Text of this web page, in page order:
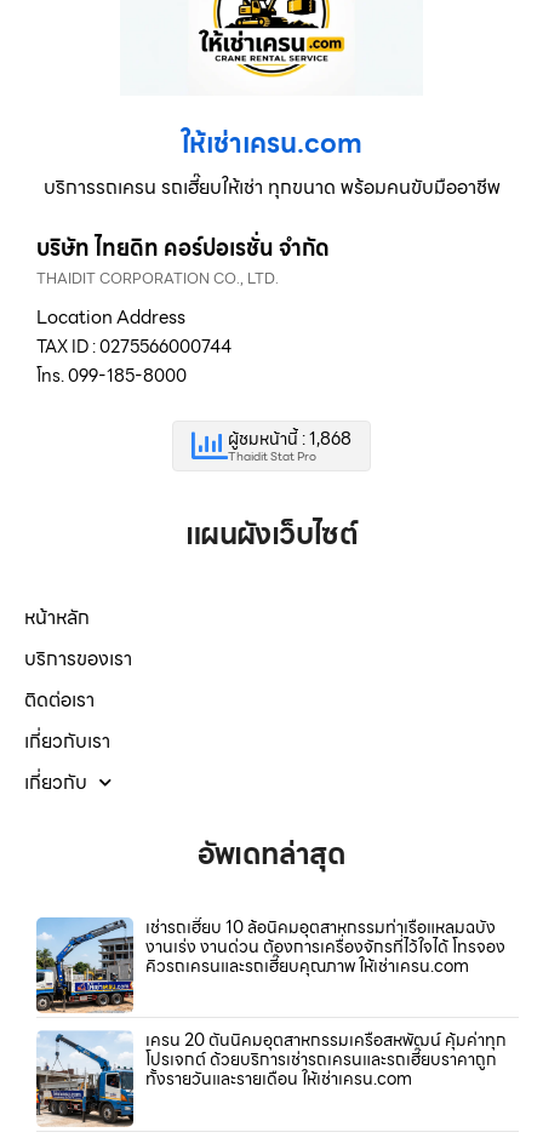
ให้เช่าเครน.com
บริการรถเครน รถเฮี๊ยบให้เช่า ทุกขนาด พร้อมคนขับมืออาชีพ
บริษัท ไทยดิท คอร์ปอเรชั่น จำกัด
THAIDIT CORPORATION CO., LTD.
Location Address
TAX ID : 0275566000744
โทร. 099-185-8000
ผู้ชมหน้านี้ : 1,868
Thaidit Stat Pro
แผนผังเว็บไซต์
หน้าหลัก
บริการของเรา
ติดต่อเรา
เกี่ยวกับเรา
เกี่ยวกับ
อัพเดทล่าสุด
เช่ารถเฮี๊ยบ 10 ล้อนิคมอุตสาหกรรมท่าเรือแหลมฉบัง
งานเร่ง งานด่วน ต้องการเครื่องจักรที่ไว้ใจได้ โทรจอง
คิวรถเครนและรถเฮี๊ยบคุณภาพ ให้เช่าเครน.com
เครน 20 ตันนิคมอุตสาหกรรมเครือสหพัฒน์ คุ้มค่าทุก
โปรเจกต์ ด้วยบริการเช่ารถเครนและรถเฮี๊ยบราคาถูก
ทั้งรายวันและรายเดือน ให้เช่าเครน.com